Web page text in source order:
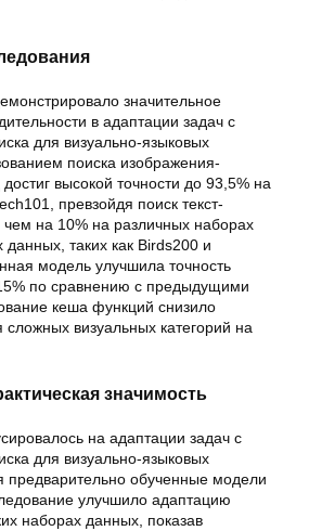
значительное
в адаптации задач с
для визуально-языковых
поиска изображения-
высокой точности до 93,5% на
превзойдя поиск текст-
на 10% на различных наборах
таких как Birds200 и
модель улучшила точность
по сравнению с предыдущими
кеша функций снизило
визуальных категорий на
значимость
на адаптации задач с
для визуально-языковых
предварительно обученные модели
улучшило адаптацию
наборах данных, показав